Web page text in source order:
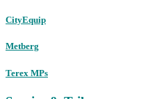
CityEquip
Metberg
Terex MPs